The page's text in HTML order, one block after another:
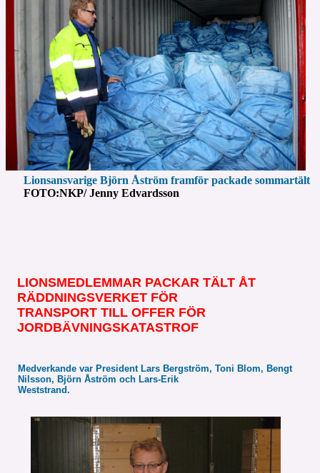
Lionsansvarige Björn Åström framför packade sommartält
FOTO:NKP/ Jenny Edvardsson
LIONSMEDLEMMAR PACKAR TÄLT ÅT
RÄDDNINGSVERKET FÖR
TRANSPORT TILL OFFER FÖR
JORDBÄVNINGSKATASTROF
Medverkande var President Lars Bergström, Toni Blom, Bengt
Nilsson, Björn Åström och Lars-Erik
Weststrand.